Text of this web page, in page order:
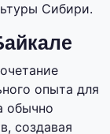
Сибири.
опыта для
обычно
создавая